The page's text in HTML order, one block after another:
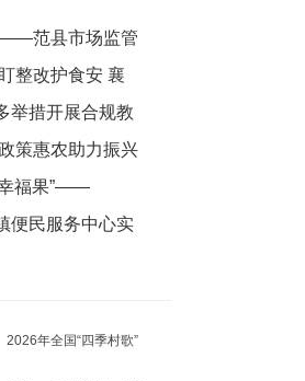
范县市场监管
整改护食安 襄
举措开展合规教
策惠农助力振兴
幸福果”——
便民服务中心实
2026年全国“四季村歌”